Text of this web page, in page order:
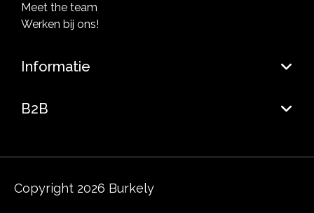
Meet the team
Werken bij ons!
Informatie
B2B
Copyright 2026 Burkely